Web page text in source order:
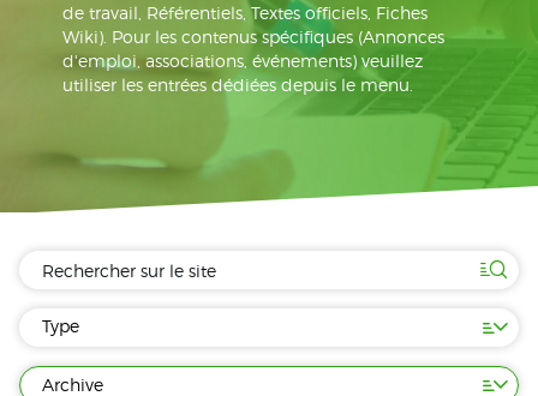
de travail, Référentiels, Textes officiels, Fiches
Wiki). Pour les contenus spécifiques (Annonces
d'emploi, associations, événements) veuillez
utiliser les entrées dédiées depuis le menu.
Type
Archive